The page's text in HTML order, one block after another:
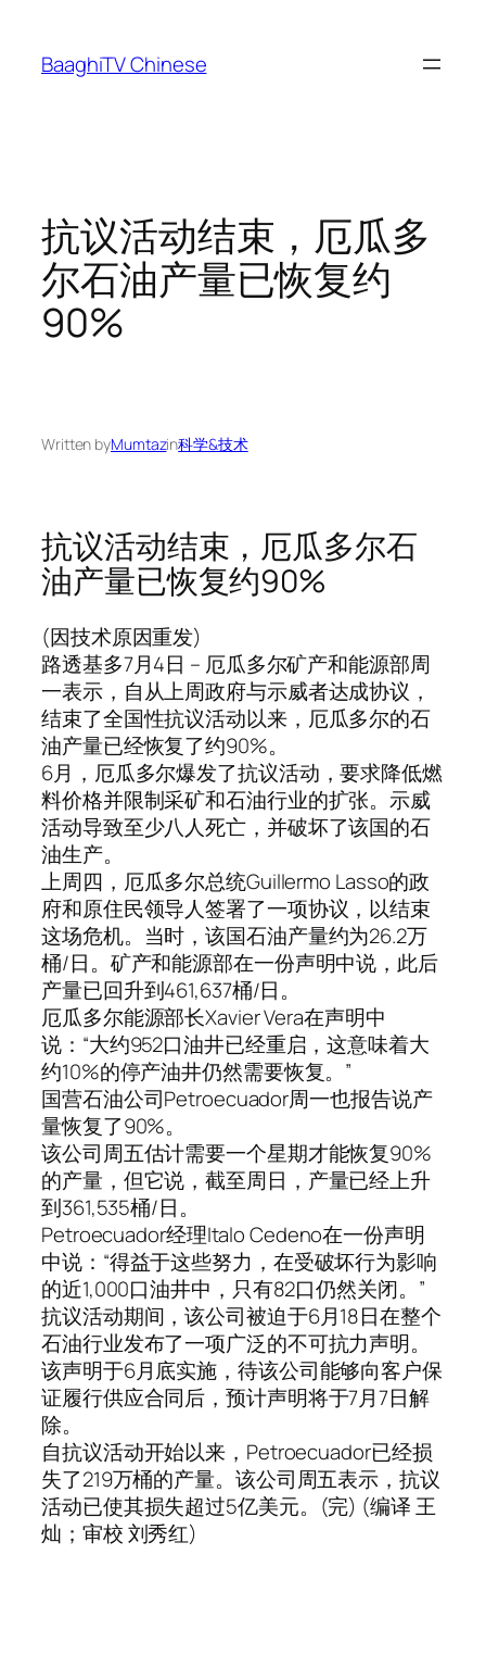
content
BaaghiTV Chinese
抗议活动结束，厄瓜多
尔石油产量已恢复约
90%
Written byMumtazin科学&技术
抗议活动结束，厄瓜多尔石
油产量已恢复约90%
(因技术原因重发)
路透基多7月4日 – 厄瓜多尔矿产和能源部周
一表示，自从上周政府与示威者达成协议，
结束了全国性抗议活动以来，厄瓜多尔的石
油产量已经恢复了约90%。
6月，厄瓜多尔爆发了抗议活动，要求降低燃
料价格并限制采矿和石油行业的扩张。示威
活动导致至少八人死亡，并破坏了该国的石
油生产。
上周四，厄瓜多尔总统Guillermo Lasso的政
府和原住民领导人签署了一项协议，以结束
这场危机。当时，该国石油产量约为26.2万
桶/日。矿产和能源部在一份声明中说，此后
产量已回升到461,637桶/日。
厄瓜多尔能源部长Xavier Vera在声明中
说：“大约952口油井已经重启，这意味着大
约10%的停产油井仍然需要恢复。”
国营石油公司Petroecuador周一也报告说产
量恢复了90%。
该公司周五估计需要一个星期才能恢复90%
的产量，但它说，截至周日，产量已经上升
到361,535桶/日。
Petroecuador经理Italo Cedeno在一份声明
中说：“得益于这些努力，在受破坏行为影响
的近1,000口油井中，只有82口仍然关闭。”
抗议活动期间，该公司被迫于6月18日在整个
石油行业发布了一项广泛的不可抗力声明。
该声明于6月底实施，待该公司能够向客户保
证履行供应合同后，预计声明将于7月7日解
除。
自抗议活动开始以来，Petroecuador已经损
失了219万桶的产量。该公司周五表示，抗议
活动已使其损失超过5亿美元。(完) (编译 王
灿；审校 刘秀红)